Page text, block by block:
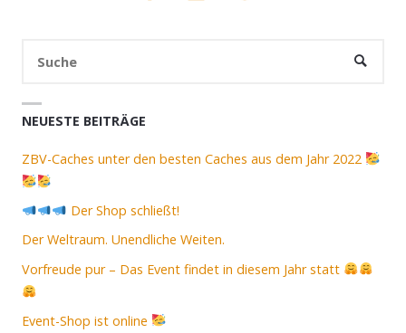
SUCHE
NEUESTE BEITRÄGE
ZBV-Caches unter den besten Caches aus dem Jahr 2022
Der Shop schließt!
Der Weltraum. Unendliche Weiten.
Vorfreude pur – Das Event findet in diesem Jahr statt
Event-Shop ist online